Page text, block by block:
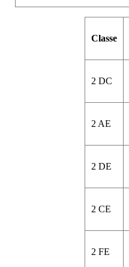
Classe
2 DC
2 AE
2 DE
2 CE
2 FE